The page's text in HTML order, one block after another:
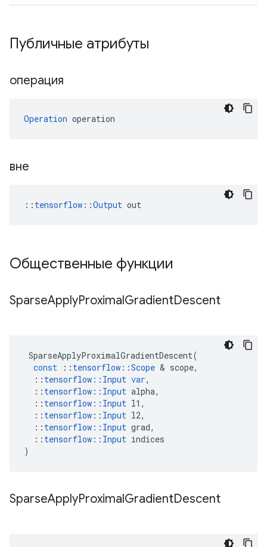
Публичные атрибуты
операция
Operation operation
вне
:: tensorflow::Output out
Общественные функции
SparseApplyProximalGradientDescent
SparseApplyProximalGradientDescent(
const
:: tensorflow ::Scope & scope,
:: tensorflow :: Input var,
:: tensorflow :: Input alpha,
:: tensorflow :: Input l1 ,
:: tensorflow :: Input l2,
:: tensorflow :: Input grad,
:: tensorflow :: Input indices
)
SparseApplyProximalGradientDescent